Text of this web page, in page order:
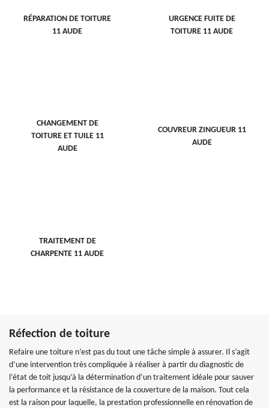
RÉPARATION DE TOITURE
11 AUDE
URGENCE FUITE DE
TOITURE 11 AUDE
CHANGEMENT DE
TOITURE ET TUILE 11
AUDE
COUVREUR ZINGUEUR 11
AUDE
TRAITEMENT DE
CHARPENTE 11 AUDE
Réfection de toiture
Refaire une toiture n’est pas du tout une tâche simple à assurer. Il s’agit
d’une intervention très compliquée à réaliser à partir du diagnostic de
l’état de toit jusqu’à la détermination d’un traitement idéale pour sauver
la performance et la résistance de la couverture de la maison. Tout cela
est la raison pour laquelle, la prestation professionnelle en rénovation de